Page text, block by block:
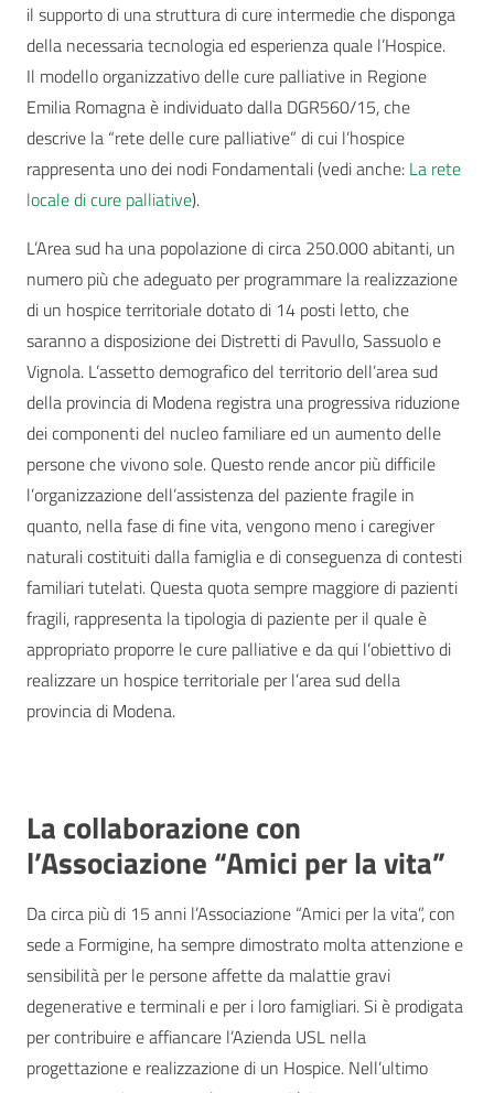
il supporto di una struttura di cure intermedie che disponga
della necessaria tecnologia ed esperienza quale l’Hospice.
Il modello organizzativo delle cure palliative in Regione
Emilia Romagna è individuato dalla DGR560/15, che
descrive la “rete delle cure palliative” di cui l’hospice
rappresenta uno dei nodi Fondamentali (vedi anche: La rete
locale di cure palliative).
L’Area sud ha una popolazione di circa 250.000 abitanti, un
numero più che adeguato per programmare la realizzazione
di un hospice territoriale dotato di 14 posti letto, che
saranno a disposizione dei Distretti di Pavullo, Sassuolo e
Vignola. L’assetto demografico del territorio dell’area sud
della provincia di Modena registra una progressiva riduzione
dei componenti del nucleo familiare ed un aumento delle
persone che vivono sole. Questo rende ancor più difficile
l’organizzazione dell’assistenza del paziente fragile in
quanto, nella fase di fine vita, vengono meno i caregiver
naturali costituiti dalla famiglia e di conseguenza di contesti
familiari tutelati. Questa quota sempre maggiore di pazienti
fragili, rappresenta la tipologia di paziente per il quale è
appropriato proporre le cure palliative e da qui l’obiettivo di
realizzare un hospice territoriale per l’area sud della
provincia di Modena.
La collaborazione con
l’Associazione “Amici per la vita”
Da circa più di 15 anni l’Associazione “Amici per la vita”, con
sede a Formigine, ha sempre dimostrato molta attenzione e
sensibilità per le persone affette da malattie gravi
degenerative e terminali e per i loro famigliari. Si è prodigata
per contribuire e affiancare l’Azienda USL nella
progettazione e realizzazione di un Hospice. Nell’ultimo